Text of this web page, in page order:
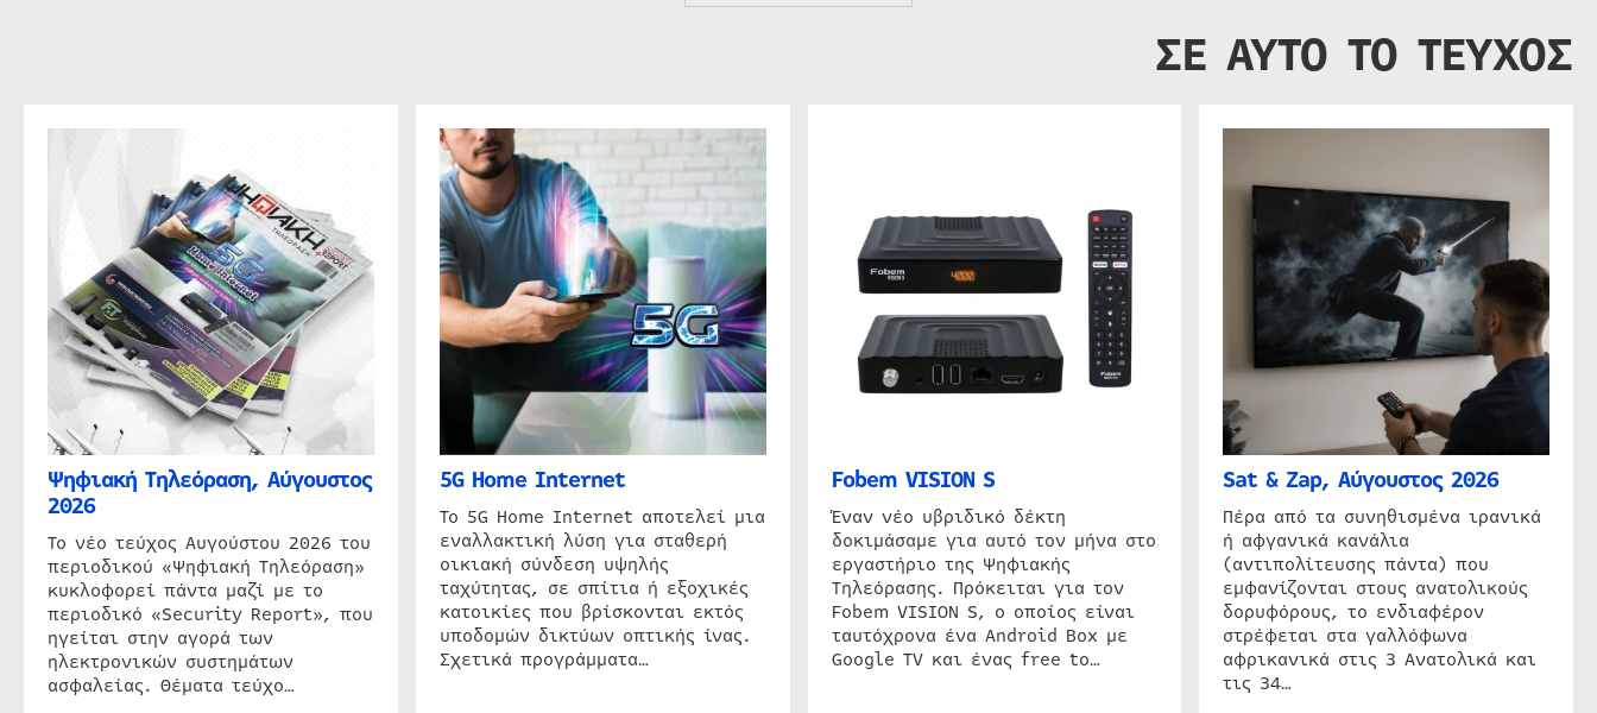
ΣΕ ΑΥΤΟ ΤΟ ΤΕΥΧΟΣ
Ψηφιακή Τηλεόραση, Αύγουστος
2026
Το νέο τεύχος Αυγούστου 2026 του
περιοδικού «Ψηφιακή Τηλεόραση»
κυκλοφορεί πάντα μαζί με το
περιοδικό «Security Report», που
ηγείται στην αγορά των
ηλεκτρονικών συστημάτων
ασφαλείας. Θέματα τεύχο…
5G Home Internet
Το 5G Home Internet αποτελεί μια
εναλλακτική λύση για σταθερή
οικιακή σύνδεση υψηλής
ταχύτητας, σε σπίτια ή εξοχικές
κατοικίες που βρίσκονται εκτός
υποδομών δικτύων οπτικής ίνας.
Σχετικά προγράμματα…
Fobem VISION S
Έναν νέο υβριδικό δέκτη
δοκιμάσαμε για αυτό τον μήνα στο
εργαστήριο της Ψηφιακής
Τηλεόρασης. Πρόκειται για τον
Fobem VISION S, ο οποίος είναι
ταυτόχρονα ένα Android Box με
Google TV και ένας free to…
Sat & Zap, Αύγουστος 2026
Πέρα από τα συνηθισμένα ιρανικά
ή αφγανικά κανάλια
(αντιπολίτευσης πάντα) που
εμφανίζονται στους ανατολικούς
δορυφόρους, το ενδιαφέρον
στρέφεται στα γαλλόφωνα
αφρικανικά στις 3 Ανατολικά και
τις 34…